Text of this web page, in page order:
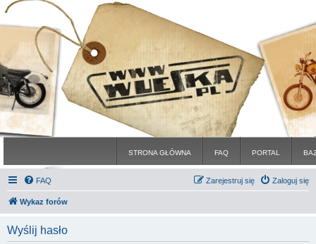
STRONA GŁÓWNA FAQ PORTAL
FAQ Zaloguj się
Zarejestruj się
Wykaz forów
Wyślij hasło